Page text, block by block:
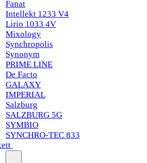
Fanat
Intellekt 1233 V4
Lirio 1033 4V
Mixology
Synchropolis
Synonym
PRIME LINE
De Facto
GALAXY
IMPERIAL
Salzburg
SALZBURG 5G
SYMBIO
SYNCHRO-TEC 833